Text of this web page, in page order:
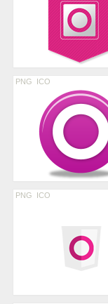
PNG ICO
PNG ICO